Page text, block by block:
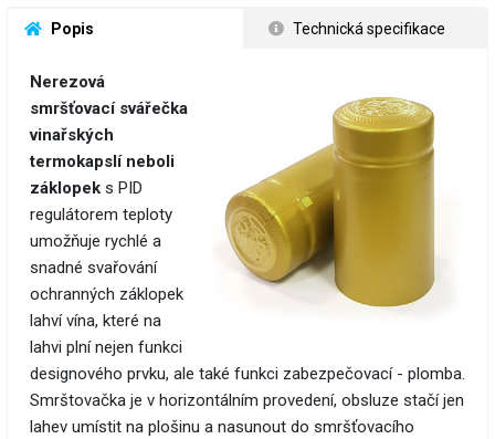
Popis Technická specifikace
Nerezová
smršťovací svářečka
vinařských
termokapslí neboli
záklopek s PID
regulátorem teploty
umožňuje rychlé a
snadné svařování
ochranných záklopek
lahví vína, které na
lahvi plní nejen funkci
designového prvku, ale také funkci zabezpečovací - plomba.
Smrštovačka je v horizontálním provedení, obsluze stačí jen
lahev umístit na plošinu a nasunout do smršťovacího